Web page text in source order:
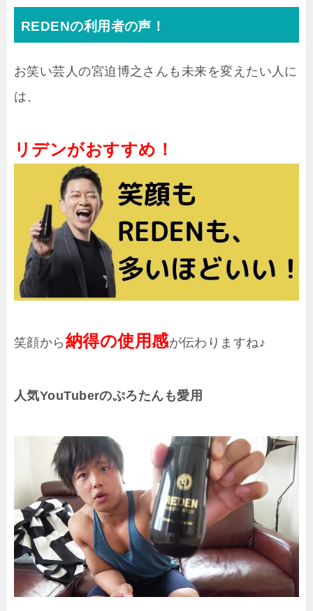
REDENの利用者の声！
お笑い芸人の宮迫博之さんも未来を変えたい人に
は、
リデンがおすすめ！
笑顔から 納得の使用感が伝わりますね♪
人気YouTuberのぷろたんも愛用